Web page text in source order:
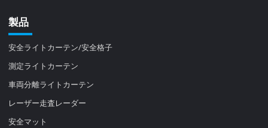
製品
安全ライトカーテン/安全格子
測定ライトカーテン
車両分離ライトカーテン
レーザー走査レーダー
安全マット